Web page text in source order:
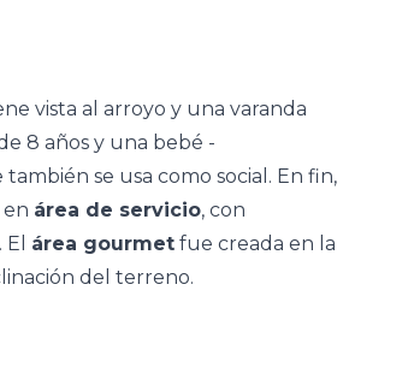
vista al arroyo y una varanda
8 años y una bebé -
se usa como social. En fin,
área de servicio, con
área gourmet fue creada en la
del terreno.